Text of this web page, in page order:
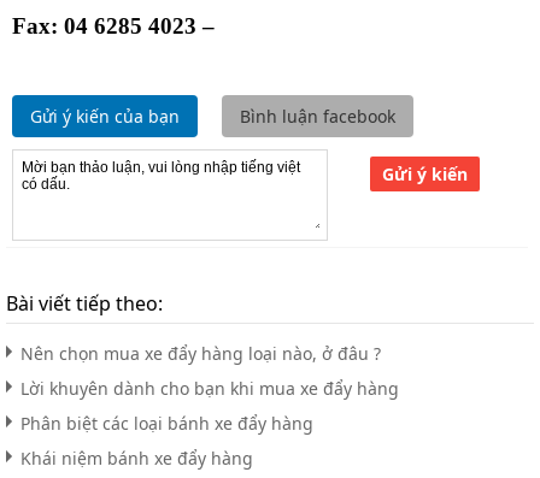
Fax: 04 6285 4023 –
Gửi ý kiến của bạn Bình luận facebook
Gửi ý kiến
Bài viết tiếp theo:
Nên chọn mua xe đẩy hàng loại nào, ở đâu ?
Lời khuyên dành cho bạn khi mua xe đẩy hàng
Phân biệt các loại bánh xe đẩy hàng
Khái niệm bánh xe đẩy hàng